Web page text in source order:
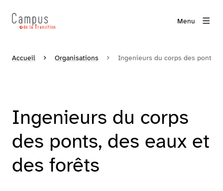
Menu
Accueil Organisations Ingenieurs du corps des ponts,
Ingenieurs du corps
des ponts, des eaux et
des forêts